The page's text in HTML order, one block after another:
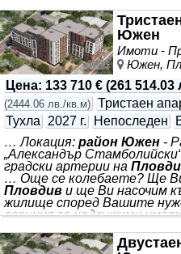
💰 Цена: 129 718€
Комплексът включва
които създават приятна
време. 🅿️ Паркирането е
подземни и надземни
Южен
Имоти -
Южен,
Цена: 133 710 € (261 514.03
(2444.06 лв./кв.м) Тристаен
Тухла
2027 г. Непоследен
… Локация: район Южен -
„Александър
градски артерии на
… Още се колебаете? Ще Ви
Пловдив и ще Ви насочим
жилище според Вашите
агенция за недвижими
или препродажба. 🏠 ***
133 710€ 📍 *** .